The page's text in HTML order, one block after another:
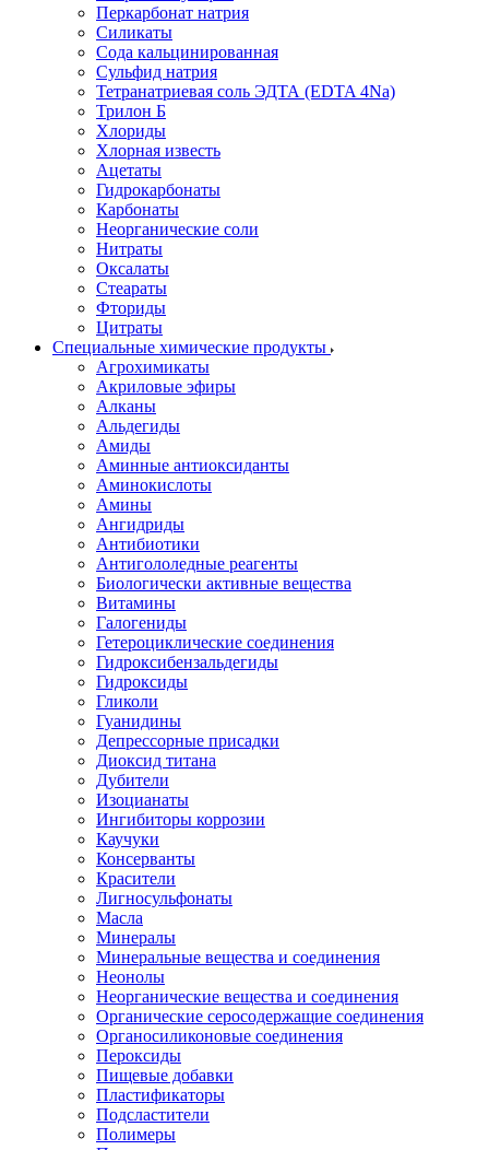
Перкарбонат натрия
Силикаты
Сода кальцинированная
Сульфид натрия
Тетранатриевая соль ЭДТА (EDTA 4Na)
Трилон Б
Хлориды
Хлорная известь
Ацетаты
Гидрокарбонаты
Карбонаты
Неорганические соли
Нитраты
Оксалаты
Стеараты
Фториды
Цитраты
Специальные химические продукты
Агрохимикаты
Акриловые эфиры
Алканы
Альдегиды
Амиды
Аминные антиоксиданты
Аминокислоты
Амины
Ангидриды
Антибиотики
Антигололедные реагенты
Биологически активные вещества
Витамины
Галогениды
Гетероциклические соединения
Гидроксибензальдегиды
Гидроксиды
Гликоли
Гуанидины
Депрессорные присадки
Диоксид титана
Дубители
Изоцианаты
Ингибиторы коррозии
Каучуки
Консерванты
Красители
Лигносульфонаты
Масла
Минералы
Минеральные вещества и соединения
Неонолы
Неорганические вещества и соединения
Органические серосодержащие соединения
Органосиликоновые соединения
Пероксиды
Пищевые добавки
Пластификаторы
Подсластители
Полимеры